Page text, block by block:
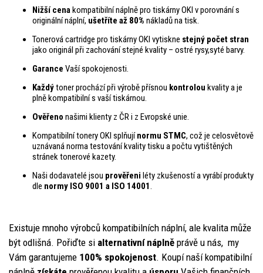
Nižší cenakompatibilní náplně pro tiskárny OKI v porovnání s
originální náplní, ušetříte až 80% nákladů na tisk.
Tonerová cartridge pro tiskárny OKI vytiskne stejný počet stran
jako originál při zachování stejné kvality – ostré rysy,syté barvy.
Garance Vaší spokojenosti.
Každýtoner prochází při výrobě přísnou kontrolou kvality a je
plně kompatibilní s vaší tiskárnou.
Ověřeno našimi klienty z ČR i z Evropské unie.
Kompatibilní tonery OKI splňujínormu STMC, což je celosvětově
uznávaná norma testování kvality tisku a počtu vytištěných
stránek tonerové kazety.
Naši dodavatelé jsou prověřeni léty zkušeností a vyrábí produkty
dle normy ISO 9001 a ISO 14001.
Existuje mnoho výrobců kompatibilních náplní, ale kvalita může
být odlišná. Pořiďte si alternativní náplně právě u nás, my
Vám garantujeme 100% spokojenost. Koupí naší kompatibilní